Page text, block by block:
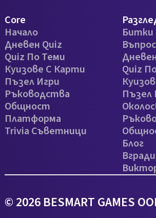
Core
Начало
Дневен Quiz
Quiz По Теми
Куизове С Карти
Пъзел Игри
Ръководства
Общност
Платформа
Trivia Съветници
Битки
Quiz
Пъзел
Блог
© 2026 BESMART GAMES